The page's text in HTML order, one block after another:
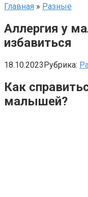
Главная » Разные
Аллергия у
избавиться
18.10.2023Рубрика:
Как
малышей?